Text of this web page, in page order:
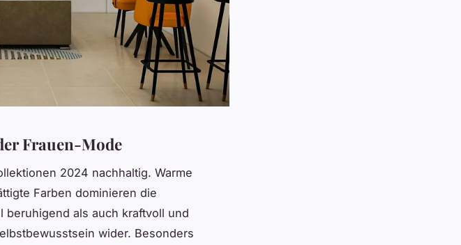
Frauen-Mode
2024 nachhaltig. Warme
Farben dominieren die
beruhigend als auch kraftvoll und
wider. Besonders